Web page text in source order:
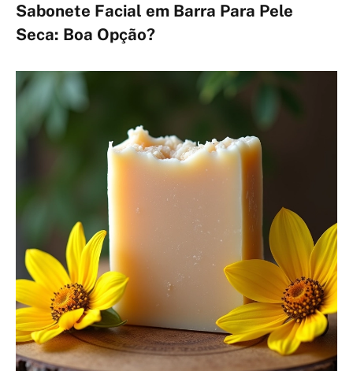
Sabonete Facial em Barra Para Pele
Seca: Boa Opção?